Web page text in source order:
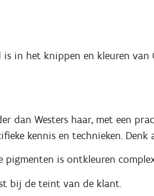
in het knippen en kleuren van
dan Westers haar, met een
kennis en technieken. Denk
is ontkleuren
bij de teint van de klant.